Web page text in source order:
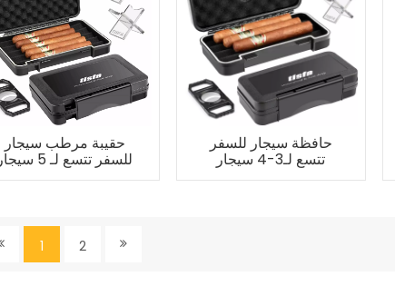
حقيبة مرطب سيجار
للسفر تتسع لـ 5 سيجار
حافظة سيجار للسفر
تتسع لـ3-4 سيجار
1 2